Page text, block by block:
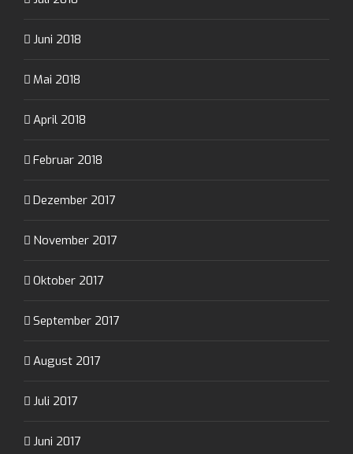
Juni 2018
Mai 2018
April 2018
Februar 2018
Dezember 2017
November 2017
Oktober 2017
September 2017
August 2017
Juli 2017
Juni 2017